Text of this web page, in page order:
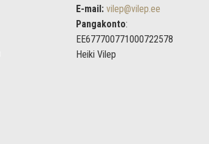
E-mail: vilep@vilep.ee
Pangakonto:
EE677700771000722578
Heiki Vilep